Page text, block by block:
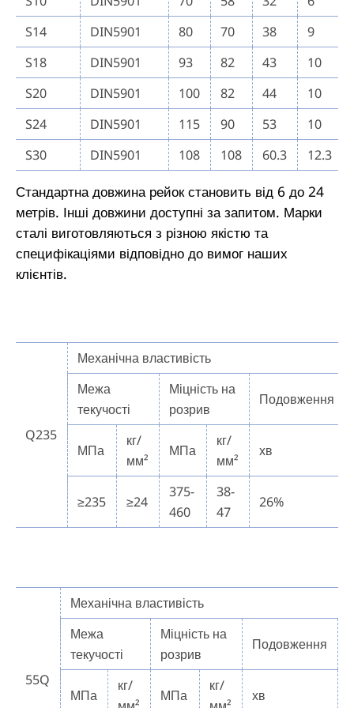
S14
DIN5901 80 70 38 9
S18
DIN5901 93 82 43 10
S20
DIN5901 100 82 44 10
S24
DIN5901 115 90 53 10
S30
DIN5901 108 108 60.3 12.3
Стандартна довжина рейок становить від 6 до 24
метрів. Інші довжини доступні за запитом. Марки
сталі виготовляються з різною якістю та
специфікаціями відповідно до вимог наших
клієнтів.
Q235
Механічна властивість
Межа
текучості
Міцність на
розрив
Подовження
МПа
кг/
мм²
МПа
кг/
мм²
хв
≥235 ≥24
375-
460
38-
47
26%
55Q
Механічна властивість
Межа
текучості
Міцність на
розрив
Подовження
МПа
кг/
МПа
кг/
хв